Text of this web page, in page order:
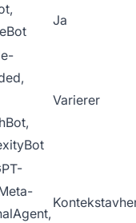
Ja
Varierer